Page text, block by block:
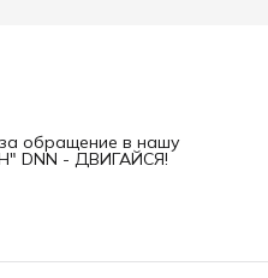
обращение в нашу
DNN - ДВИГАЙСЯ!